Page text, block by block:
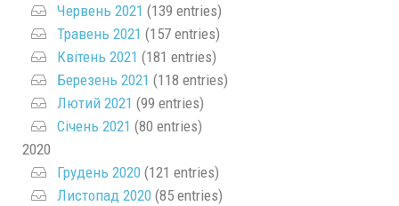
Червень 2021 (139 entries)
Травень 2021 (157 entries)
Квітень 2021 (181 entries)
Березень 2021 (118 entries)
Лютий 2021 (99 entries)
Січень 2021 (80 entries)
2020
Грудень 2020 (121 entries)
Листопад 2020 (85 entries)